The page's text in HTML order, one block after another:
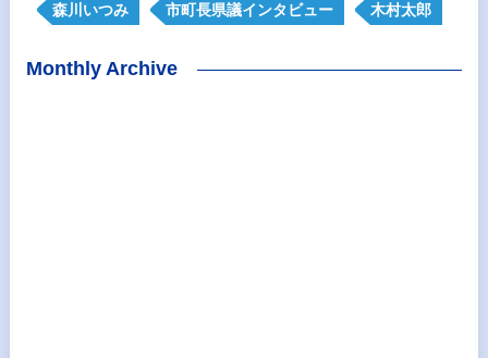
森川いつみ 市町長県議インタビュー 木村太郎
Monthly Archive